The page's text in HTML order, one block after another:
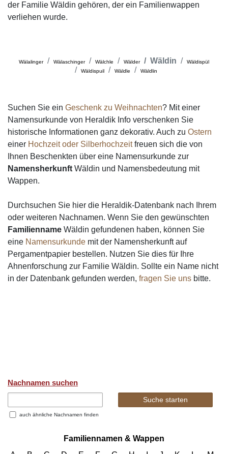
der Familie Wäldin gehören, der ein Familienwappen
verliehen wurde.
Wälalinger Wälaschinger Wälchle Wälder Wäldin
Wäldispül
Wäldispuil
Wäldle Wäldlin
Suchen Sie ein Geschenk zu Weihnachten? Mit einer
Namensurkunde von Heraldik Info verschenken Sie
historische Informationen ganz dekorativ. Auch zu Ostern
einer Hochzeit oder Silberhochzeitfreuen sich die von
Ihnen Beschenkten über eine Namensurkunde zur
Namensherkunft Wäldin und Namensbedeutung mit
Wappen.
Durchsuchen Sie hier die Heraldik-Datenbank nach Ihrem
oder weiteren Nachnamen. Wenn Sie den gewünschten
Familienname Wäldin gefundenen haben, können Sie
eine Namensurkunde mit der Namensherkunft auf
Pergamentpapier bestellen. Nutzen Sie dies für Ihre
Ahnenforschung zur Familie Wäldin. Sollte ein Name nicht
in der Datenbank gefunden werden, fragen Sie uns bitte.
Nachnamen suchen
auch ähnliche Nachnamen finden
Familiennamen & Wappen